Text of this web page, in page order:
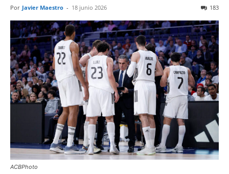
Por Javier Maestro - 18 junio 2026 183
ACBPhoto